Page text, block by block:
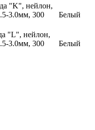
"K", нейлон,
3.0мм, 300
Белый
"L", нейлон,
3.0мм, 300
Белый